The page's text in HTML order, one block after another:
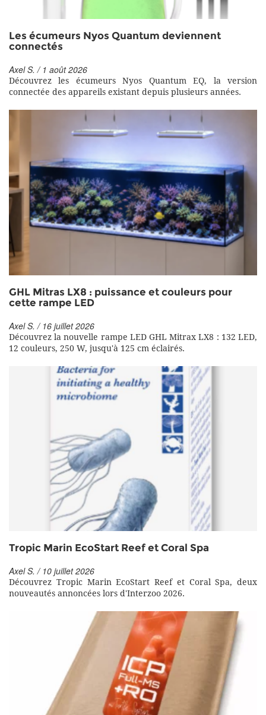
Les écumeurs Nyos Quantum deviennent
connectés
Axel S. / 1 août 2026
Découvrez les écumeurs Nyos Quantum EQ, la version
connectée des appareils existant depuis plusieurs années.
GHL Mitras LX8 : puissance et couleurs pour
cette rampe LED
Axel S. / 16 juillet 2026
Découvrez la nouvelle rampe LED GHL Mitrax LX8 : 132 LED,
12 couleurs, 250 W, jusqu'à 125 cm éclairés.
Tropic Marin EcoStart Reef et Coral Spa
Axel S. / 10 juillet 2026
Découvrez Tropic Marin EcoStart Reef et Coral Spa, deux
nouveautés annoncées lors d'Interzoo 2026.